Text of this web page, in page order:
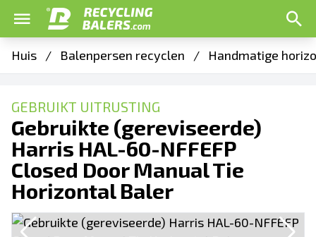
Huis / Balenpersen recyclen / Handmatige
GEBRUIKT UITRUSTING
Gebruikte (gereviseerde)
Harris HAL-60-NFFEFP
Closed Door Manual Tie
Horizontal Baler